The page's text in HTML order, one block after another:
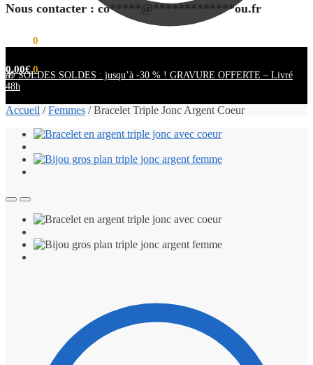
0,00€ 0
Nous contacter : co*****@*************ou.fr
0
🎁 SOLDES SOLDES : jusqu’à -30 % ! GRAVURE OFFERTE – Livré
48h
Accueil /Femmes /Bracelet Triple Jonc Argent Coeur